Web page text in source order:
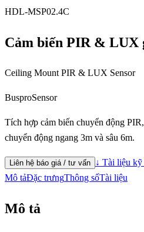
HDL-MSP02.4C
Cảm biến PIR & LUX
Ceiling Mount PIR & LUX Sensor
BusproSensor
Tích hợp cảm biến chuyển động
chuyển động ngang 3m và sâu 6m.
Liên hệ báo giá / tư vấn
↓ Tài liệu kỹ
Mô tảĐặc trưngThông sốTài liệu
Mô tả